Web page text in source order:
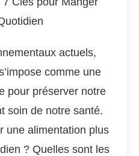
actuels,
comme une
pour préserver notre
soin de notre santé.
une alimentation plus
? Quelles sont les